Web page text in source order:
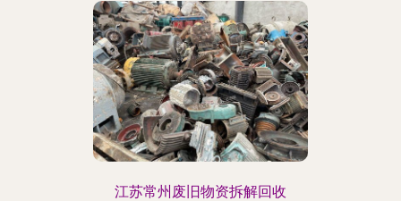
江苏常州废旧物资拆解回收